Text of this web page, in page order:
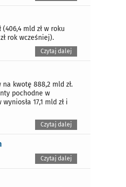
mld zł w roku
rok wcześniej).
Czytaj dalej
kwotę 888,2 mld zł.
pochodne w
17,1 mld zł i
Czytaj dalej
Czytaj dalej